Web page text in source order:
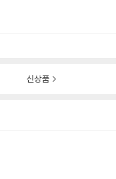
신상품